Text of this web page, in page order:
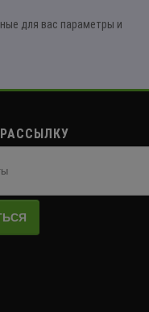
для вас параметры и